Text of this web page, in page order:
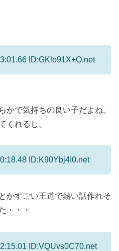
ID:GKlo91X+O.net
かで気持ちの良い子だよね。
くれるし。
ID:K90Ybj4I0.net
かすごい王道で熱い話作れそ
・・・
ID:VQUvs0C70.net